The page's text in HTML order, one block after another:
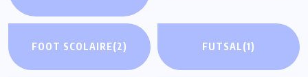
FOOT SCOLAIRE(2) FUTSAL(1)